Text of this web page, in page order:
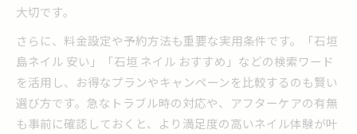
大切です。
さらに、料金設定や予約方法も重要な実用条件です。「石垣
島ネイル 安い」「石垣 ネイル おすすめ」などの検索ワード
を活用し、お得なプランやキャンペーンを比較するのも賢い
選び方です。急なトラブル時の対応や、アフターケアの有無
も事前に確認しておくと、より満足度の高いネイル体験が叶